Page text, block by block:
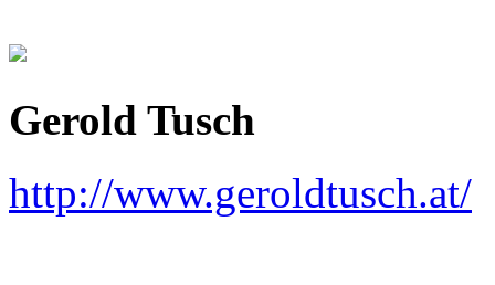
Gerold Tusch
http://www.geroldtusch.at/